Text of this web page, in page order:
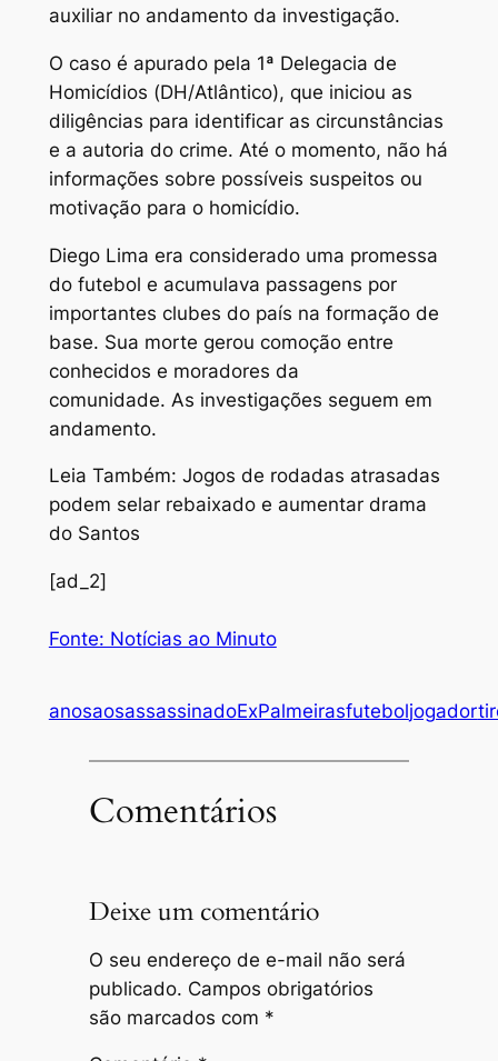
auxiliar no andamento da investigação.
O caso é apurado pela 1ª Delegacia de
Homicídios (DH/Atlântico), que iniciou as
diligências para identificar as circunstâncias
e a autoria do crime. Até o momento, não há
informações sobre possíveis suspeitos ou
motivação para o homicídio.
Diego Lima era considerado uma promessa
do futebol e acumulava passagens por
importantes clubes do país na formação de
base. Sua morte gerou comoção entre
conhecidos e moradores da
comunidade. As investigações seguem em
andamento.
Leia Também: Jogos de rodadas atrasadas
podem selar rebaixado e aumentar drama
do Santos
[ad_2]
Fonte: Notícias ao Minuto
anosaosassassinadoExPalmeirasfuteboljogador
Comentários
Deixe um comentário
O seu endereço de e-mail não será
publicado. Campos obrigatórios
são marcados com *